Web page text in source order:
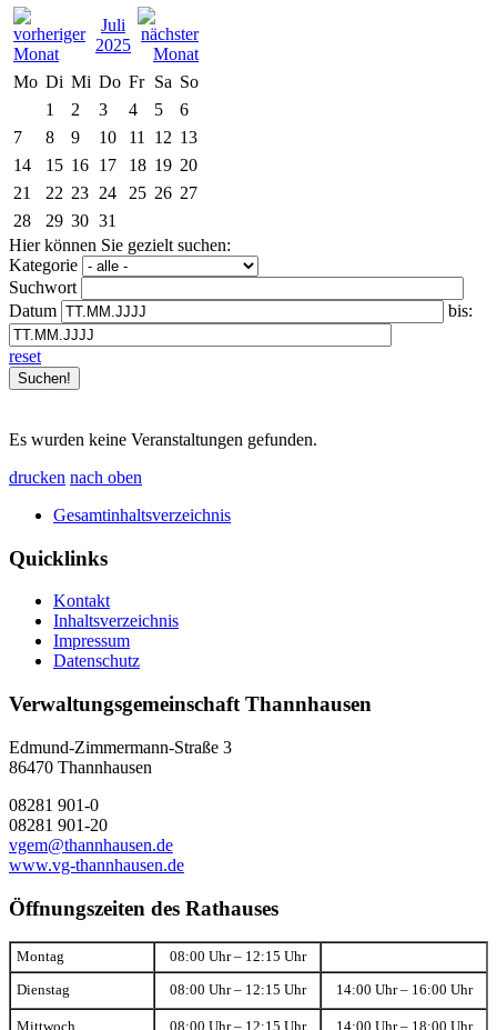
Juli
2025
Mo Di Mi Do Fr Sa So
1
2 3 4 5
6
7
8 9 10 11 12 13
14
15 16 17 18 19 20
21
22 23 24 25 26 27
28
29 30 31
Hier können Sie gezielt suchen:
Kategorie
Suchwort
Datum
bis:
reset
Es wurden keine Veranstaltungen gefunden.
drucken nach oben
Gesamtinhaltsverzeichnis
Quicklinks
Kontakt
Inhaltsverzeichnis
Impressum
Datenschutz
Verwaltungsgemeinschaft Thannhausen
Edmund-Zimmermann-Straße 3
86470 Thannhausen
08281 901-0
08281 901-20
vgem@thannhausen.de
www.vg-thannhausen.de
Öffnungszeiten des Rathauses
Montag 08:00 Uhr – 12:15 Uhr
Dienstag 08:00 Uhr – 12:15 Uhr 14:00 Uhr – 16:00 Uhr